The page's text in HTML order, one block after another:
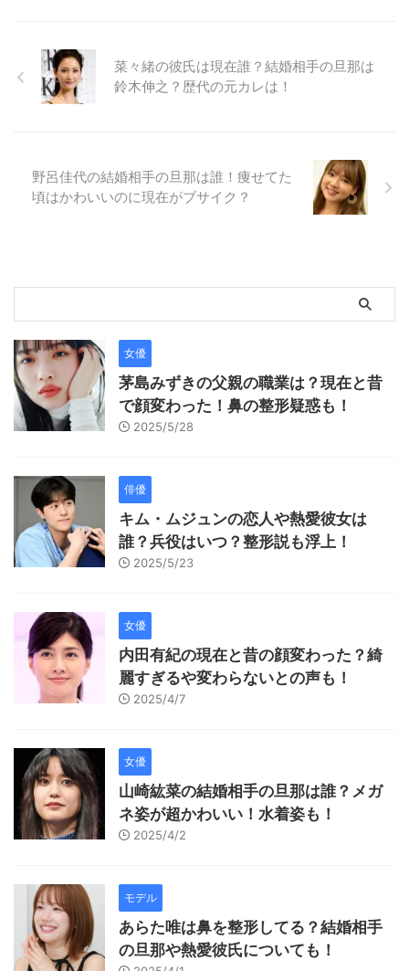
菜々緒の彼氏は現在誰？結婚相手の旦那は
鈴木伸之？歴代の元カレは！
野呂佳代の結婚相手の旦那は誰！痩せてた
頃はかわいいのに現在がブサイク？
女優
茅島みずきの父親の職業は？現在と昔
で顔変わった！鼻の整形疑惑も！
2025/5/28
俳優
キム・ムジュンの恋人や熱愛彼女は
誰？兵役はいつ？整形説も浮上！
2025/5/23
女優
内田有紀の現在と昔の顔変わった？綺
麗すぎるや変わらないとの声も！
2025/4/7
女優
山崎紘菜の結婚相手の旦那は誰？メガ
ネ姿が超かわいい！水着姿も！
2025/4/2
モデル
あらた唯は鼻を整形してる？結婚相手
の旦那や熱愛彼氏についても！